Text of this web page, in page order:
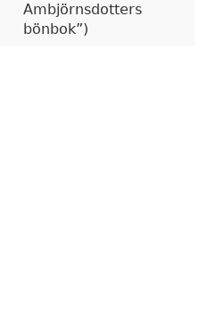
Ambjörnsdotters
bönbok )